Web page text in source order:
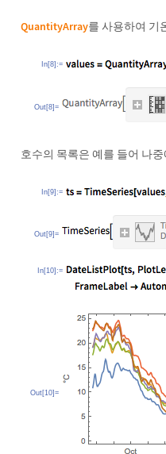
QuantityArray를 사용하여 기
In[8]:=
Out[8]=
호수의 목록은 예를 들어 나
In[9]:=
Out[9]=
In[10]:=
Out[10]=